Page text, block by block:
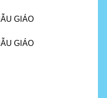
GIÁO
GIÁO